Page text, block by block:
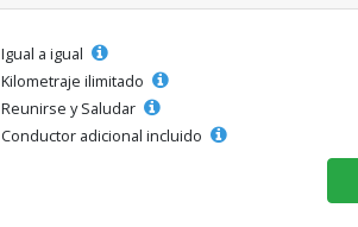
Igual a igual
Kilometraje ilimitado
Reunirse y Saludar
Conductor adicional incluido